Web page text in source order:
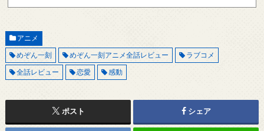
アニメ
めぞん一刻
めぞん一刻アニメ全話レビュー
ラブコメ
全話レビュー
恋愛 感動
ポスト シェア